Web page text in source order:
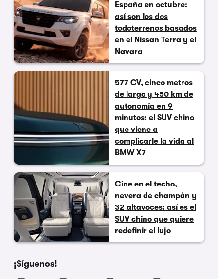
España en octubre:
así son los dos
todoterrenos basados
en el Nissan Terra y el
Navara
577 CV, cinco metros
de largo y 450 km de
autonomía en 9
minutos: el SUV chino
que viene a
complicarle la vida al
BMW X7
Cine en el techo,
nevera de champán y
32 altavoces: así es el
SUV chino que quiere
redefinir el lujo
¡Síguenos!